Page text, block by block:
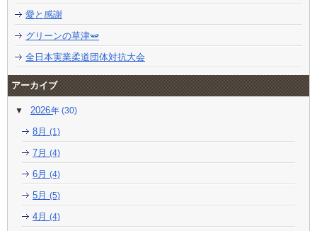
愛と感謝
グリーンの草津🫛
全日本実業柔道団体対抗大会
アーカイブ
2026 (30)
8月 (1)
7月 (4)
6月 (4)
5月 (5)
4月 (4)